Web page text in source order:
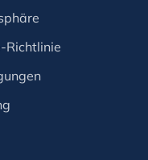
Richtlinie